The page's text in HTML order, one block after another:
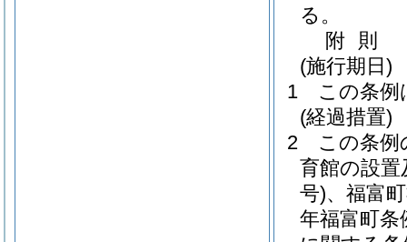
る。
附 則
(施行期日)
1
この条例
(経過措置)
2
この条例
育館の設
号)、福富
年福富町条